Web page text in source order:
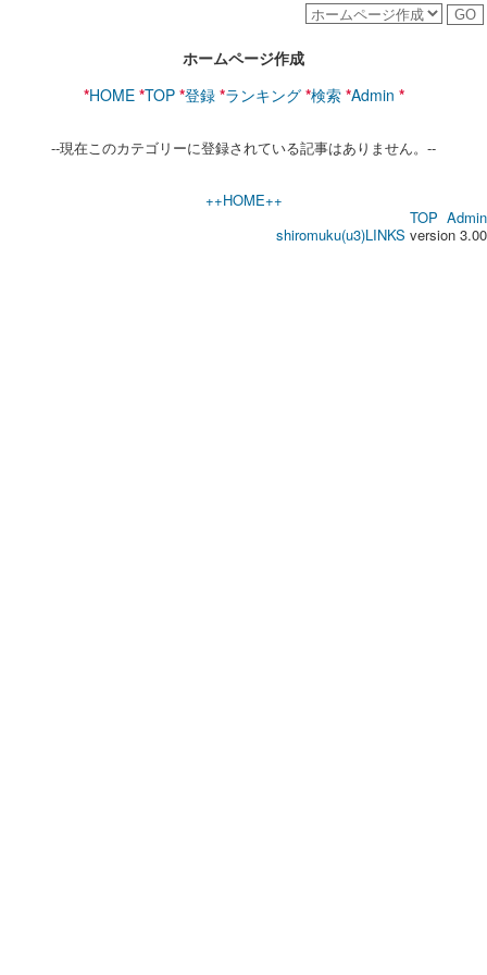
ホームページ作成
*HOME *TOP *登録 *ランキング *検索 *Admin *
--現在このカテゴリーに登録されている記事はありません。--
++HOME++
TOP Admin
shiromuku(u3)LINKS version 3.00